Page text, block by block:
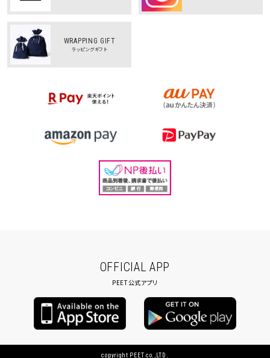
WRAPPING GIFT
ラッピングギフト
OFFICIAL APP
PEET公式アプリ
copyright PEET co.,LTD.